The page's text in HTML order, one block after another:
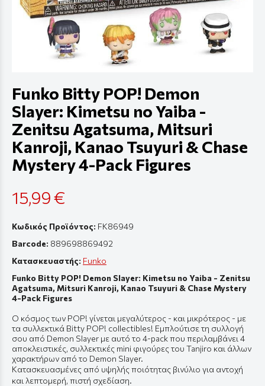
Funko Bitty POP! Demon
Slayer: Kimetsu no Yaiba -
Zenitsu Agatsuma, Mitsuri
Kanroji, Kanao Tsuyuri & Chase
Mystery 4-Pack Figures
15,99 €
Κωδικός Προϊόντος: FK86949
Barcode: 889698869492
Κατασκευαστής: Funko
Funko Bitty POP! Demon Slayer: Kimetsu no Yaiba - Zenitsu
Agatsuma, Mitsuri Kanroji, Kanao Tsuyuri & Chase Mystery
4-Pack Figures
Ο κόσμος των POP! γίνεται μεγαλύτερος - και μικρότερος - με
τα συλλεκτικά Bitty POP! collectibles! Εμπλούτισε τη συλλογή
σου από Demon Slayer με αυτό το 4-pack που περιλαμβάνει 4
αποκλειστικές, συλλεκτικές mini φιγούρες του Tanjiro και άλλων
χαρακτήρων από το Demon Slayer.
Κατασκευασμένες από υψηλής ποιότητας βινύλιο για αντοχή
και λεπτομερή, πιστή σχεδίαση.